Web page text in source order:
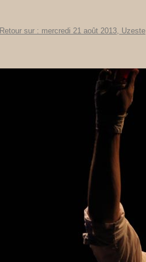
Retour sur : mercredi 21 août 2013, Uzeste